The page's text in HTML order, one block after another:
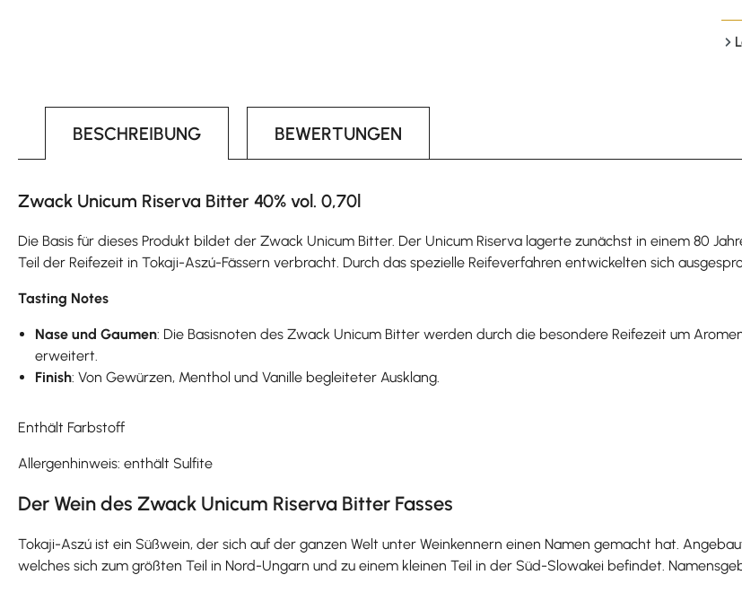
BESCHREIBUNG BEWERTUNGEN
Zwack Unicum Riserva Bitter 40% vol. 0,70l
Die Basis für dieses Produkt bildet der Zwack Unicum Bitter. Der Unicum Riserva lagerte zunächst in einem 80
Teil der Reifezeit in Tokaji-Aszú-Fässern verbracht. Durch das spezielle Reifeverfahren entwickelten sich
Tasting Notes
Nase und Gaumen: Die Basisnoten des Zwack Unicum Bitter werden durch die besondere Reifezeit um
erweitert.
Finish: Von Gewürzen, Menthol und Vanille begleiteter Ausklang.
Enthält Farbstoff
Allergenhinweis: enthält Sulfite
Der Wein des Zwack Unicum Riserva Bitter Fasses
Tokaji-Aszú ist ein Süßwein, der sich auf der ganzen Welt unter Weinkennern einen Namen gemacht hat.
welches sich zum größten Teil in Nord-Ungarn und zu einem kleinen Teil in der Süd-Slowakei befindet.